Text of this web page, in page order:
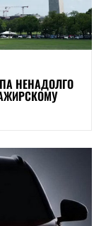
НЕНАДОЛГО